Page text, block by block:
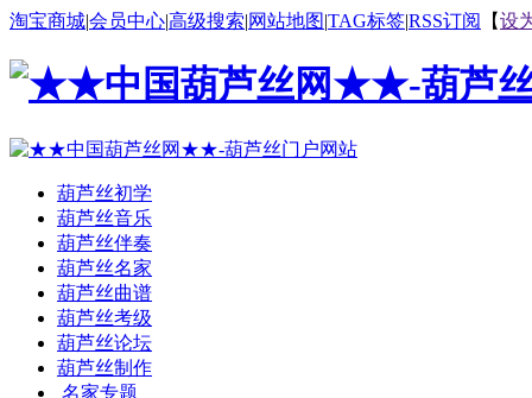
淘宝商城|会员中心|高级搜索|网站地图|TAG标签|RSS订阅 【设
葫芦丝初学
葫芦丝音乐
葫芦丝伴奏
葫芦丝名家
葫芦丝曲谱
葫芦丝考级
葫芦丝论坛
葫芦丝制作
名家专题